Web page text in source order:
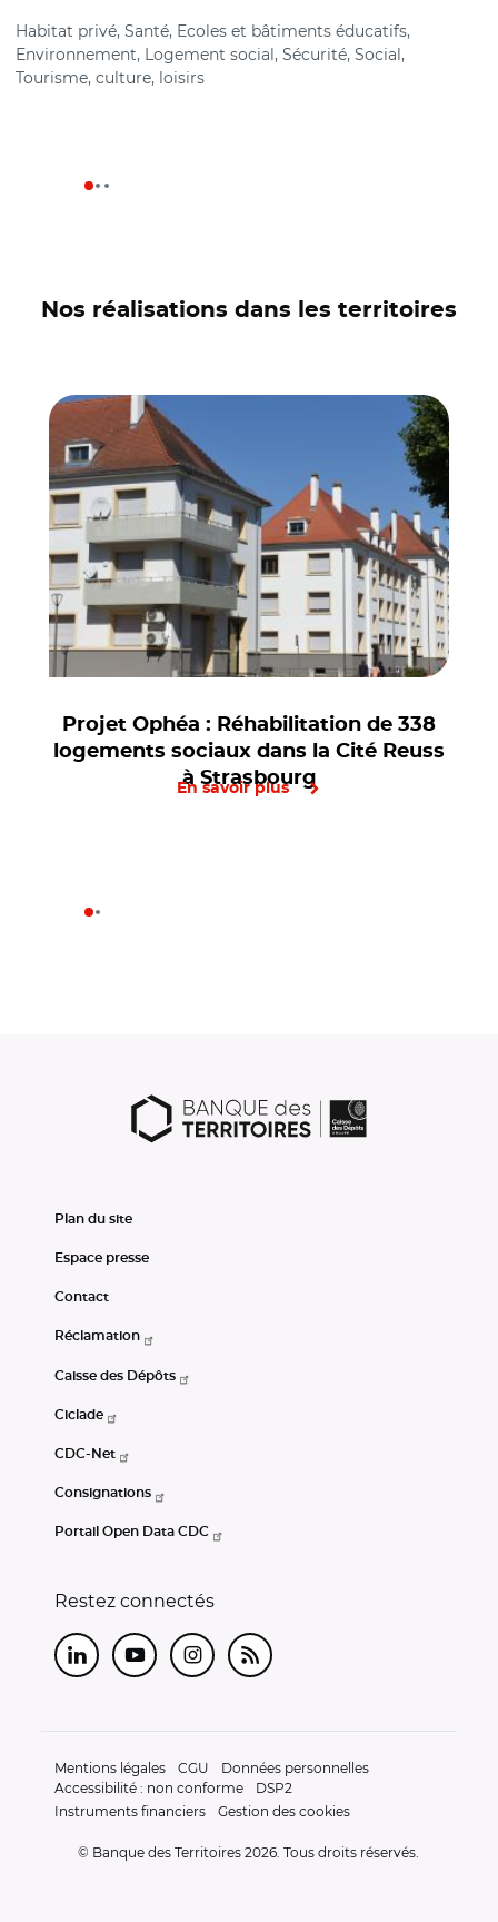
Habitat privé, Santé, Ecoles et bâtiments éducatifs,
Environnement, Logement social, Sécurité, Social,
Tourisme, culture, loisirs
Nos réalisations dans les territoires
Projet Ophéa : Réhabilitation de 338
logements sociaux dans la Cité Reuss
à Strasbourg
En savoir plus
Plan du site
Espace presse
Contact
Réclamation
Caisse des Dépôts
Ciclade
CDC-Net
Consignations
Portail Open Data CDC
Restez connectés
LinkedInYoutubeInstagram
RSS
Mentions légales CGU
Données personnelles
Accessibilité : non conforme
DSP2
Instruments financiers
Gestion des cookies
© Banque des Territoires 2026. Tous droits réservés.